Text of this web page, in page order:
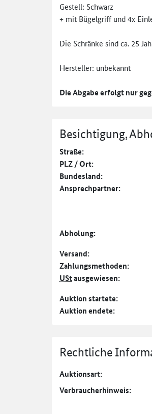
Gestell: Schwarz
+ mit Bügelgriff und 4x
Die Schränke sind ca. 25
Hersteller: unbekannt
Die Abgabe erfolgt nur
Besichtigung,
Straße:
PLZ / Ort:
Bundesland:
Ansprechpartner:
Abholung:
Versand:
Zahlungs­methoden:
UStausgewiesen:
Auktion startete:
Auktion endete:
Rechtliche
Auktionsart:
Verbraucher­hinweis: